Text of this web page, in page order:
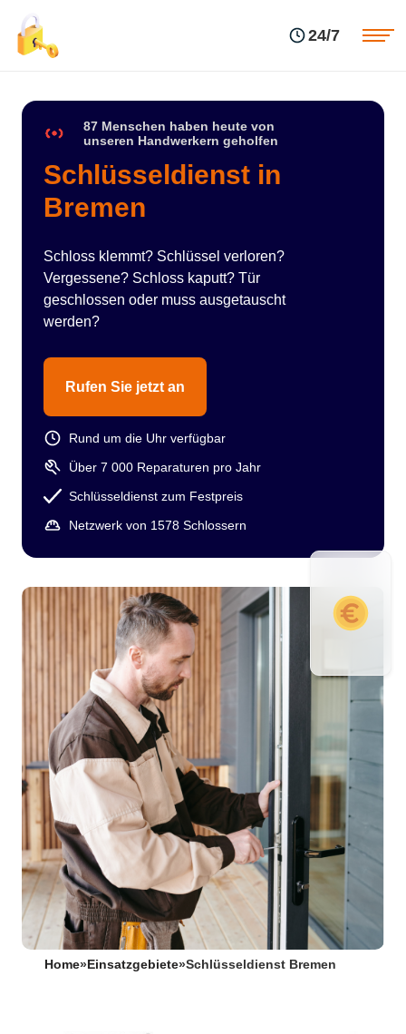
24/7
87 Menschen haben heute von
unseren Handwerkern geholfen
Schlüsseldienst in
Bremen
Schloss klemmt? Schlüssel verloren?
Vergessene? Schloss kaputt? Tür
geschlossen oder muss ausgetauscht
werden?
Rufen Sie jetzt an
Rund um die Uhr verfügbar
Über 7 000 Reparaturen pro Jahr
Schlüsseldienst zum Festpreis
Netzwerk von 1578 Schlossern
Home» Einsatzgebiete»Schlüsseldienst Bremen